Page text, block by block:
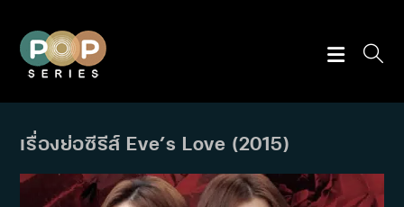
content
เรื่องย่อซีรีส์ Eve’s Love (2015)